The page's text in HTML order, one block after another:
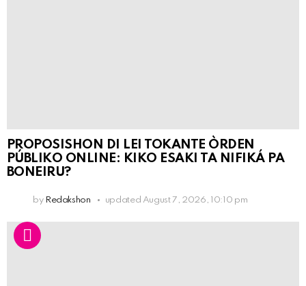
PROPOSISHON DI LEI TOKANTE ÒRDEN
PÚBLIKO ONLINE: KIKO ESAKI TA NIFIKÁ PA
BONEIRU?
by Redakshon updated August 7, 2026, 10:10 pm